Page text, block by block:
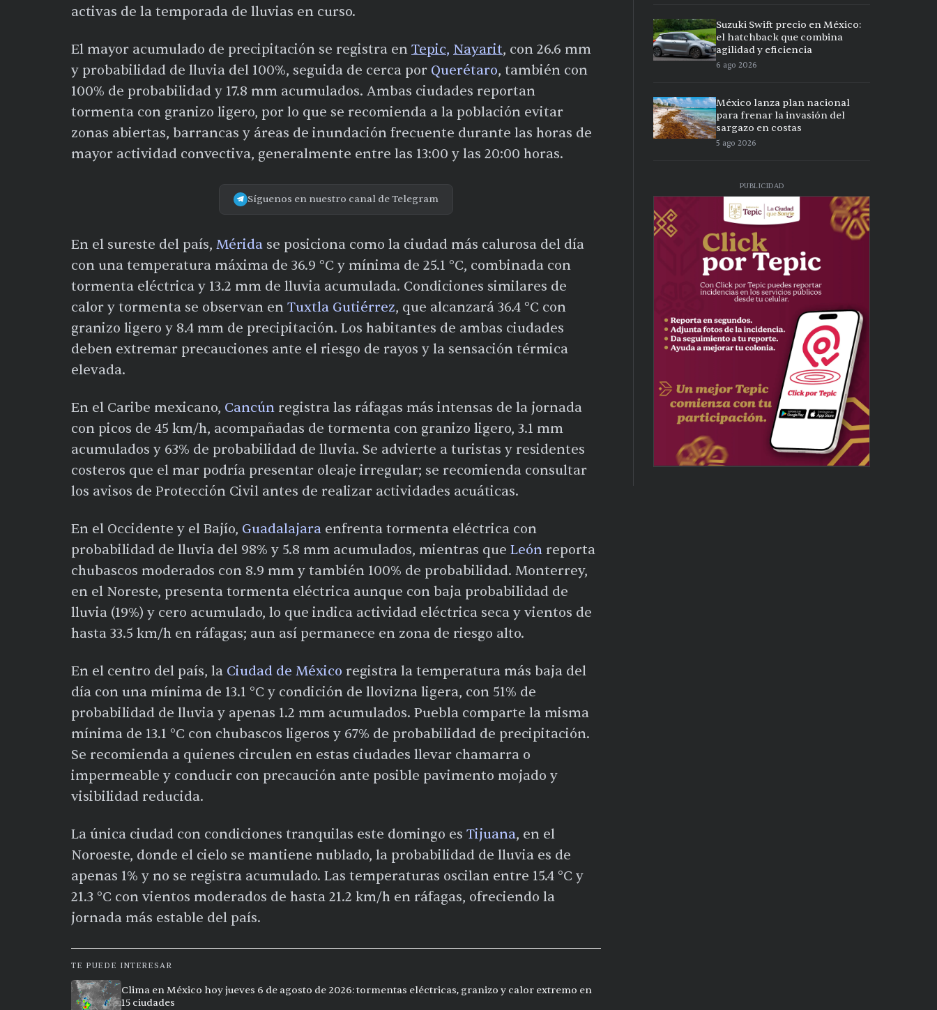
activas de la temporada de lluvias en curso.
El mayor acumulado de precipitación se registra en Tepic, Nayarit, con 26.6 mm
y probabilidad de lluvia del 100%, seguida de cerca por Querétaro, también con
100% de probabilidad y 17.8 mm acumulados. Ambas ciudades reportan
tormenta con granizo ligero, por lo que se recomienda a la población evitar
zonas abiertas, barrancas y áreas de inundación frecuente durante las horas de
mayor actividad convectiva, generalmente entre las 13:00 y las 20:00 horas.
Síguenos en nuestro canal de Telegram
En el sureste del país, Mérida se posiciona como la ciudad más calurosa del día
con una temperatura máxima de 36.9 °C y mínima de 25.1 °C, combinada con
tormenta eléctrica y 13.2 mm de lluvia acumulada. Condiciones similares de
calor y tormenta se observan en Tuxtla Gutiérrez, que alcanzará 36.4 °C con
granizo ligero y 8.4 mm de precipitación. Los habitantes de ambas ciudades
deben extremar precauciones ante el riesgo de rayos y la sensación térmica
elevada.
En el Caribe mexicano, Cancún registra las ráfagas más intensas de la jornada
con picos de 45 km/h, acompañadas de tormenta con granizo ligero, 3.1 mm
acumulados y 63% de probabilidad de lluvia. Se advierte a turistas y residentes
costeros que el mar podría presentar oleaje irregular; se recomienda consultar
los avisos de Protección Civil antes de realizar actividades acuáticas.
En el Occidente y el Bajío, Guadalajara enfrenta tormenta eléctrica con
probabilidad de lluvia del 98% y 5.8 mm acumulados, mientras que León reporta
chubascos moderados con 8.9 mm y también 100% de probabilidad. Monterrey,
en el Noreste, presenta tormenta eléctrica aunque con baja probabilidad de
lluvia (19%) y cero acumulado, lo que indica actividad eléctrica seca y vientos de
hasta 33.5 km/h en ráfagas; aun así permanece en zona de riesgo alto.
En el centro del país, la Ciudad de México registra la temperatura más baja del
día con una mínima de 13.1 °C y condición de llovizna ligera, con 51% de
probabilidad de lluvia y apenas 1.2 mm acumulados. Puebla comparte la misma
mínima de 13.1 °C con chubascos ligeros y 67% de probabilidad de precipitación.
Se recomienda a quienes circulen en estas ciudades llevar chamarra o
impermeable y conducir con precaución ante posible pavimento mojado y
visibilidad reducida.
La única ciudad con condiciones tranquilas este domingo es Tijuana, en el
Noroeste, donde el cielo se mantiene nublado, la probabilidad de lluvia es de
apenas 1% y no se registra acumulado. Las temperaturas oscilan entre 15.4 °C y
21.3 °C con vientos moderados de hasta 21.2 km/h en ráfagas, ofreciendo la
jornada más estable del país.
TE PUEDE INTERESAR
Clima en México hoy jueves 6 de agosto de 2026: tormentas eléctricas, granizo y calor extremo en
15 ciudades
Suzuki Swift precio en México:
el hatchback que combina
agilidad y eficiencia
6 ago 2026
México lanza plan nacional
para frenar la invasión del
sargazo en costas
5 ago 2026
PUBLICIDAD